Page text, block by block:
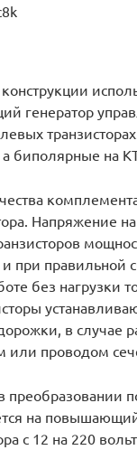
генератор
а биполярные на
Напряжение
при правильной
без нагрузки
в случае
проводом
преобразовании
на
с 12 на 220